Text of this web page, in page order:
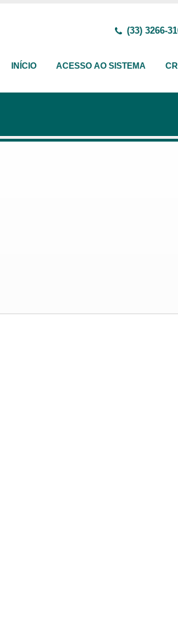
(33) 3266-
INÍCIO ACESSO AO SISTEMA